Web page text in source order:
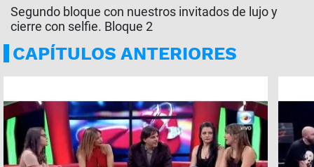
Segundo bloque con nuestros invitados de lujo y
cierre con selfie. Bloque 2
CAPÍTULOS ANTERIORES